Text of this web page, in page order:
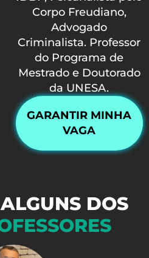
Corpo Freudiano,
Advogado
Criminalista. Professor
do Programa de
Mestrado e Doutorado
da UNESA.
GARANTIR MINHA
VAGA
DOS